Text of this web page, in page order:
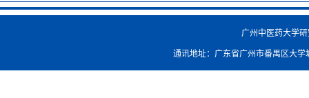
广州中医药大学
通讯地址：广东省广州市番禺区大